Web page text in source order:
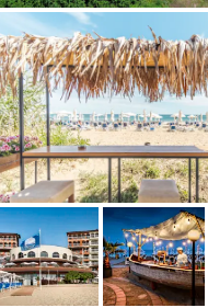
vom Hotelier, April 2025
vom Hotelier, April 2025